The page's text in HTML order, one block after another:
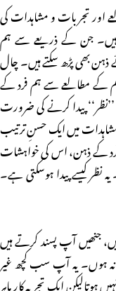
اور تجربات و مشاہدات کی
ہیں۔ جن کے ذریعے سے ہم
ذہن بھی پڑھ سکتے ہیں۔ چال
کے مطالعے سے ہم فرد کے
پیدا کرنے کی ضرورت
میں ایک حسنِ ترتیب
فرد کے ذہن، اس کی خواہشات
کیسے پیدا ہوسکتی ہے۔
جنھیں آپ پسند کرتے ہیں
نہ ہوں۔ یہ آپ سب کچھ غیر
ایک تجربہ کار ماہرِ